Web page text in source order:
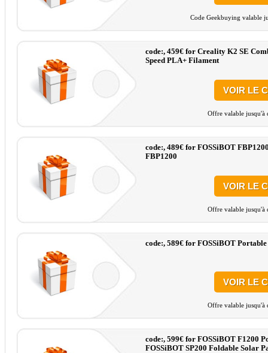
Code Geekbuying valable
code:, 459€ for Creality K2 SE
Speed PLA+ Filament
VOIR LE
Offre valable jusqu'à
code:, 489€ for FOSSiBOT
FBP1200
VOIR LE
Offre valable jusqu'à
code:, 589€ for FOSSiBOT
VOIR LE
Offre valable jusqu'à
code:, 599€ for FOSSiBOT F1200
FOSSiBOT SP200 Foldable Solar